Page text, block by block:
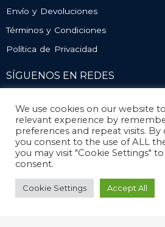
Envío y Devoluciones
Términos y Condiciones
Política de Privacidad
SÍGUENOS EN REDES
We use cookies on our website
relevant experience by
preferences and repeat visits. By
you consent to the use of ALL
you may visit "Cookie Settings"
consent.
Cookie Settings Accept All